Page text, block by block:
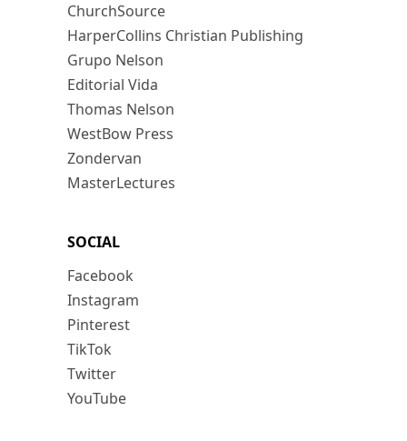
ChurchSource
HarperCollins Christian Publishing
Grupo Nelson
Editorial Vida
Thomas Nelson
WestBow Press
Zondervan
MasterLectures
SOCIAL
Facebook
Instagram
Pinterest
TikTok
Twitter
YouTube